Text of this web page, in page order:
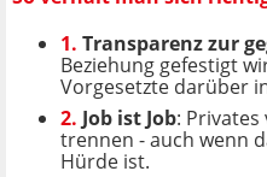
1. Transparenz zur
Beziehung gefestigt
Vorgesetzte darüber
2. Job ist Job:
trennen - auch wenn
Hürde ist.